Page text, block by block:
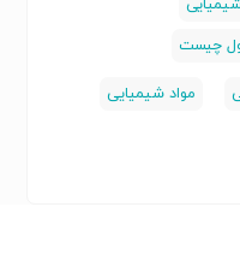
چیست
مواد شیمیایی